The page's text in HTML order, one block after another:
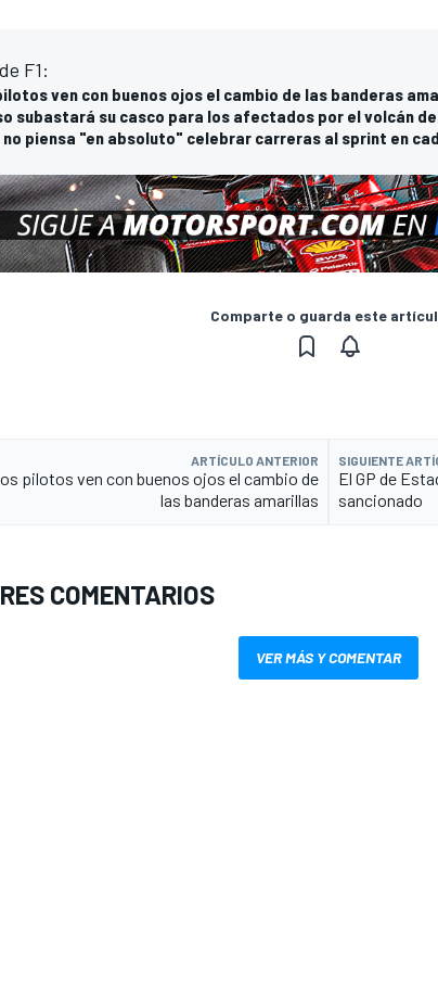
F1:
ven con buenos ojos el cambio de las banderas
subastará su casco para los afectados por el volcán de
no piensa "en absoluto" celebrar carreras al sprint en
Comparte o guarda este
ARTÍCULO ANTERIOR
pilotos ven con buenos ojos el cambio de
las banderas amarillas
SIGUIENTE
El GP de
sancionado
COMENTARIOS
VER MÁS Y COMENTAR